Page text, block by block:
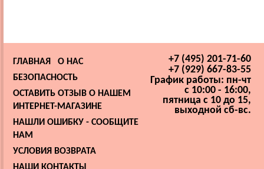
+7 (495) 201-71-60
+7 (929) 667-83-55
График работы: пн-чт
с 10:00 - 16:00,
пятница с 10 до 15,
выходной сб-вс.
ГЛАВНАЯ
О НАС
БЕЗОПАСНОСТЬ
ОСТАВИТЬ ОТЗЫВ О НАШЕМ
ИНТЕРНЕТ-МАГАЗИНЕ
НАШЛИ ОШИБКУ - СООБЩИТЕ
НАМ
УСЛОВИЯ ВОЗВРАТА